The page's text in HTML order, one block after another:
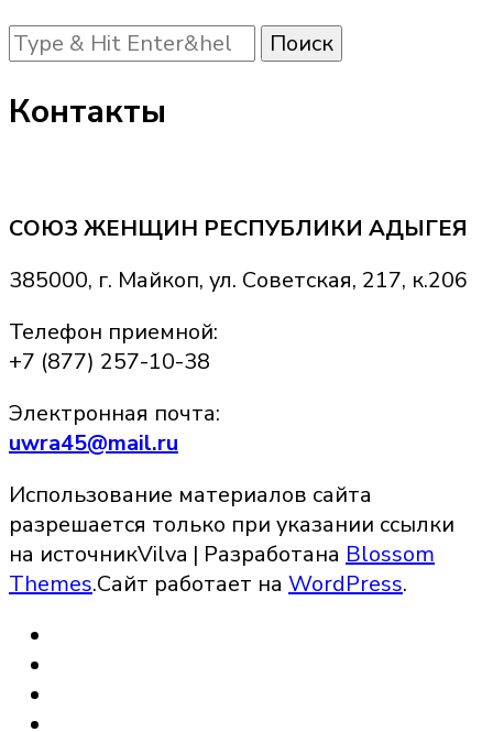
Ищите
что-
то?
Контакты
СОЮЗ ЖЕНЩИН РЕСПУБЛИКИ АДЫГЕЯ
385000, г. Майкоп, ул. Советская, 217, к.206
Телефон приемной:
+7 (877) 257-10-38
Электронная почта:
uwra45@mail.ru
Использование материалов сайта
разрешается только при указании ссылки
на источникVilva | Разработана Blossom
Themes.Сайт работает на WordPress.